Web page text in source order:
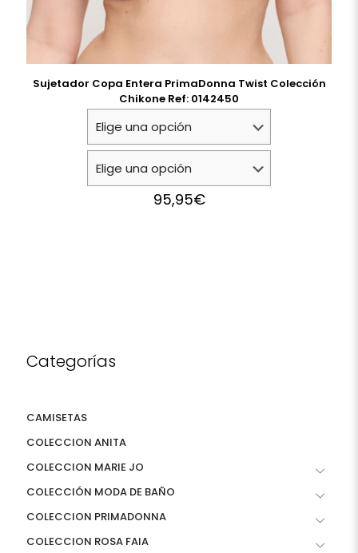
Sujetador Copa Entera PrimaDonna Twist Colección
Chikone Ref: 0142450
95,95€
Categorías
CAMISETAS
COLECCION ANITA
COLECCION MARIE JO
COLECCIÓN MODA DE BAÑO
COLECCION PRIMADONNA
COLECCION ROSA FAIA